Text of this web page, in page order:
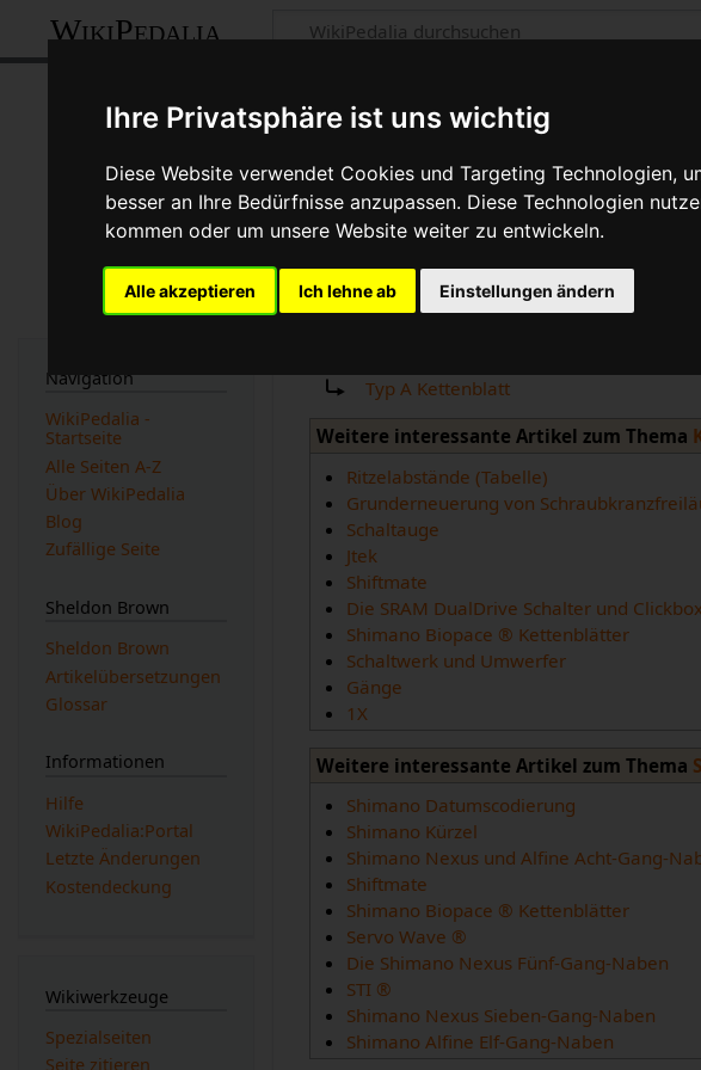
Ihre Privatsphäre ist uns wichtig
Diese Website verwendet Cookies und Targeting Technologien,
besser an Ihre Bedürfnisse anzupassen. Diese Technologien
kommen oder um unsere Website weiter zu entwickeln.
Alle akzeptieren Ich lehne ab Einstellungen ändern
WikiPedalia
B Kettenblatt
Seite Diskussion
Version vom 19. Juli 2017, 07:55 Uhr von
Weiterleitung nach:
Typ A Kettenblatt
Weitere interessante Artikel zum Thema
Ritzelabstände (Tabelle)
Grunderneuerung von
Schaltauge
Jtek
Shiftmate
Die SRAM DualDrive Schalter und Clickbox
Shimano Biopace ® Kettenblätter
Schaltwerk und Umwerfer
Gänge
1X
Weitere interessante Artikel zum Thema
Shimano Datumscodierung
Shimano Kürzel
Shimano Nexus und Alfine Acht-Gang-
Shiftmate
Shimano Biopace ® Kettenblätter
Servo Wave ®
Die Shimano Nexus Fünf-Gang-Naben
STI ®
Shimano Nexus Sieben-Gang-Naben
Shimano Alfine Elf-Gang-Naben
Navigation
WikiPedalia -
Startseite
Alle Seiten A-Z
Über WikiPedalia
Blog
Zufällige Seite
Sheldon Brown
Sheldon Brown
Artikelübersetzungen
Glossar
Informationen
Hilfe
WikiPedalia:Portal
Letzte Änderungen
Kostendeckung
Wikiwerkzeuge
Spezialseiten
Seite zitieren